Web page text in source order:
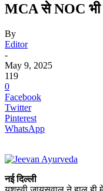
MCA से NOC भी
By
Editor
-
May 9, 2025
119
0
Facebook
Twitter
Pinterest
WhatsApp
नई दिल्ली